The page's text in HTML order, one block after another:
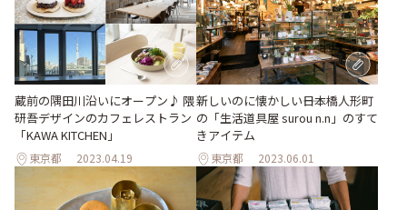
蔵前の隅田川沿いにオープン♪ 隈
研吾デザインのカフェレストラン
「KAWA KITCHEN」
東京都 2023.04.19
新しいのに懐かしい――日本橋人形町
の「生活道具屋 surou n.n」のすて
きアイテム
東京都 2023.06.01